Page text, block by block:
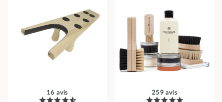
16 avis 259 avis